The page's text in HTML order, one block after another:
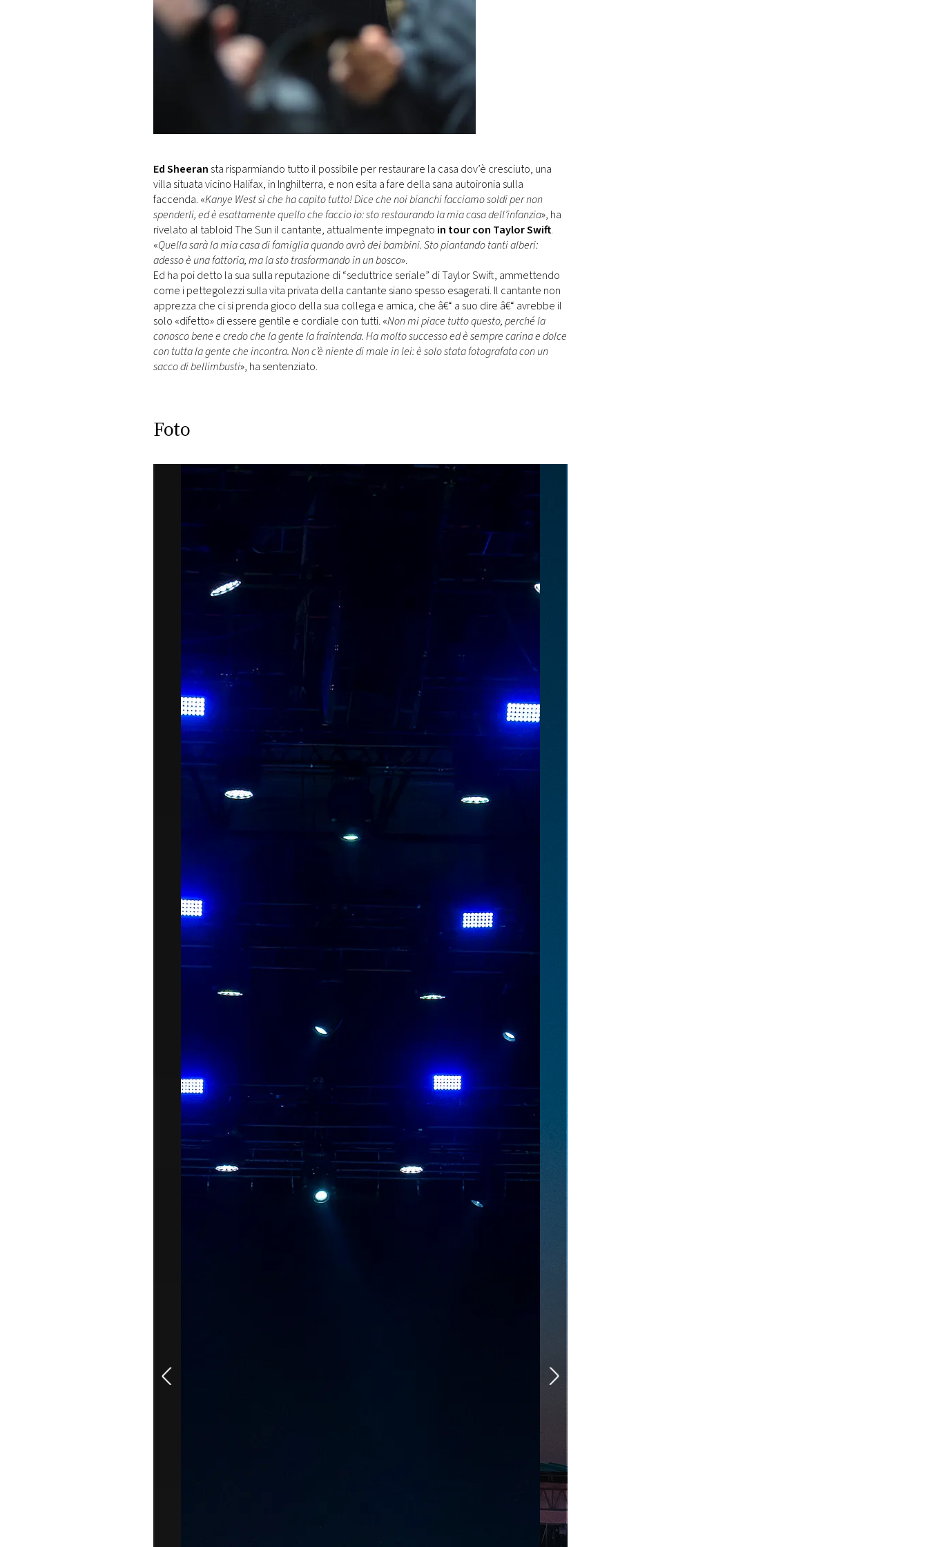
Ed Sheeran sta risparmiando tutto il possibile per restaurare la casa dov’è cresciuto, una
villa situata vicino Halifax, in Inghilterra, e non esita a fare della sana autoironia sulla
faccenda. «Kanye West sì che ha capito tutto! Dice che noi bianchi facciamo soldi per non
spenderli, ed è esattamente quello che faccio io: sto restaurando la mia casa dell’infanzia», ha
rivelato al tabloid The Sun il cantante, attualmente impegnato in tour con Taylor Swift.
«Quella sarà la mia casa di famiglia quando avrò dei bambini. Sto piantando tanti alberi:
adesso è una fattoria, ma la sto trasformando in un bosco».
Ed ha poi detto la sua sulla reputazione di “seduttrice seriale” di Taylor Swift, ammettendo
come i pettegolezzi sulla vita privata della cantante siano spesso esagerati. Il cantante non
apprezza che ci si prenda gioco della sua collega e amica, che â€“ a suo dire â€“ avrebbe il
solo «difetto» di essere gentile e cordiale con tutti. «Non mi piace tutto questo, perché la
conosco bene e credo che la gente la fraintenda. Ha molto successo ed è sempre carina e dolce
con tutta la gente che incontra. Non c’è niente di male in lei: è solo stata fotografata con un
sacco di bellimbusti», ha sentenziato.
Foto